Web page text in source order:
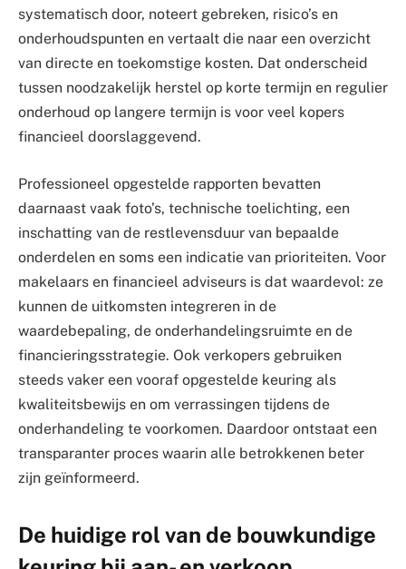
systematisch door, noteert gebreken, risico’s en
onderhoudspunten en vertaalt die naar een overzicht
van directe en toekomstige kosten. Dat onderscheid
tussen noodzakelijk herstel op korte termijn en regulier
onderhoud op langere termijn is voor veel kopers
financieel doorslaggevend.
Professioneel opgestelde rapporten bevatten
daarnaast vaak foto’s, technische toelichting, een
inschatting van de restlevensduur van bepaalde
onderdelen en soms een indicatie van prioriteiten. Voor
makelaars en financieel adviseurs is dat waardevol: ze
kunnen de uitkomsten integreren in de
waardebepaling, de onderhandelingsruimte en de
financieringsstrategie. Ook verkopers gebruiken
steeds vaker een vooraf opgestelde keuring als
kwaliteitsbewijs en om verrassingen tijdens de
onderhandeling te voorkomen. Daardoor ontstaat een
transparanter proces waarin alle betrokkenen beter
zijn geïnformeerd.
De huidige rol van de bouwkundige